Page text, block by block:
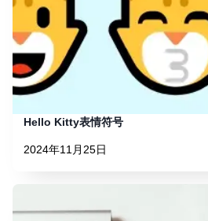
Hello Kitty表情符号
2024年11月25日